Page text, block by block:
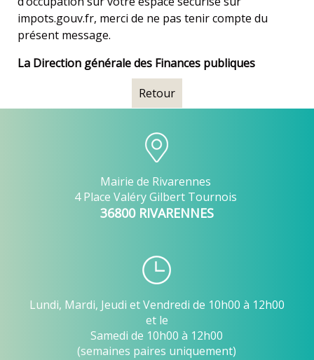
impots.gouv.fr, merci de ne pas tenir compte du
présent message.
La Direction générale des Finances publiques
Retour
Mairie de Rivarennes
4 Place Valéry Gilbert Tournois
36800 RIVARENNES
Lundi, Mardi, Jeudi et Vendredi de 10h00 à 12h00
et le
Samedi de 10h00 à 12h00
(semaines paires uniquement)